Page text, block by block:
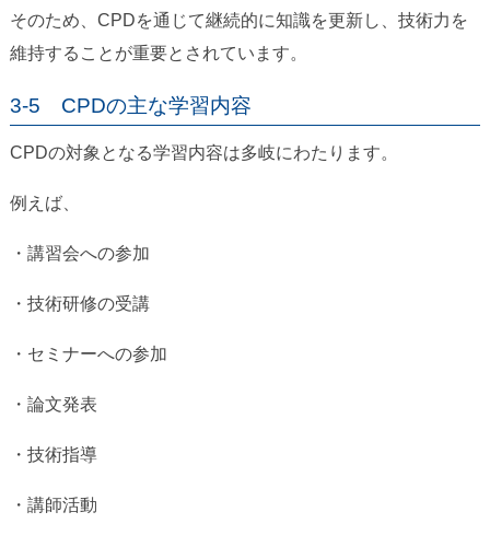
そのため、CPDを通じて継続的に知識を更新し、技術力を
維持することが重要とされています。
3-5 CPDの主な学習内容
CPDの対象となる学習内容は多岐にわたります。
例えば、
・講習会への参加
・技術研修の受講
・セミナーへの参加
・論文発表
・技術指導
・講師活動